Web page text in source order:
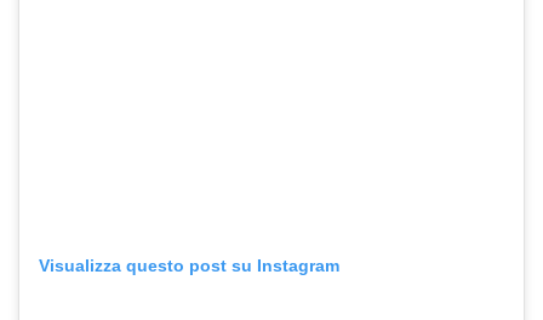
Visualizza questo post su Instagram